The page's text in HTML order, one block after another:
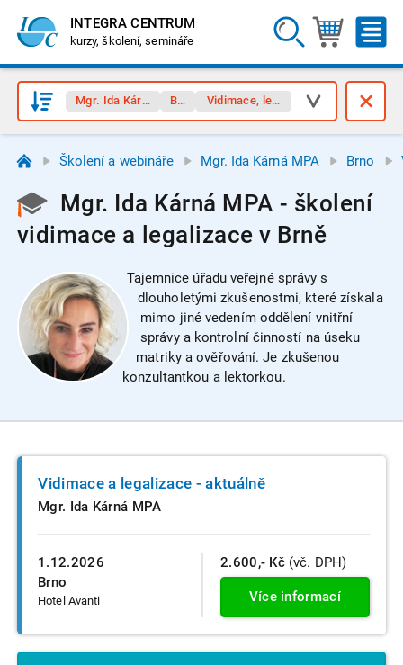
INTEGRA CENTRUM
kurzy, školení, semináře
Mgr. Ida Kárná MPA
Brno Vidimace, legalizace
Školení a webináře Mgr. Ida Kárná MPA Brno
Mgr. Ida Kárná MPA - školení
vidimace a legalizace v Brně
Tajemnice úřadu veřejné správy s
dlouholetými zkušenostmi, které získala
mimo jiné vedením oddělení vnitřní
správy a kontrolní činností na úseku
matriky a ověřování. Je zkušenou
konzultantkou a lektorkou.
1.12.2026
Brno
Hotel Avanti
Vidimace a legalizace - aktuálně
Mgr. Ida Kárná MPA
2.600,- Kč (vč. DPH)
Více informací